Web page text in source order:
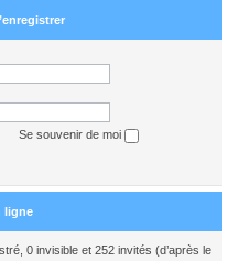
Se souvenir de moi
ligne
0 invisible et 252 invités (d’après le